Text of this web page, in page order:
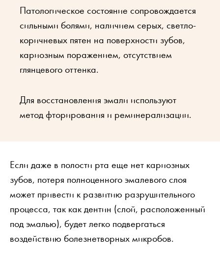
Патологическое состояние сопровождается
сильными болями, наличием серых, светло-
коричневых пятен на поверхности зубов,
кариозным поражением, отсутствием
глянцевого оттенка.
Для восстановления эмали используют
метод фторирования и реминерализации.
Если даже в полости рта еще нет кариозных
зубов, потеря полноценного эмалевого слоя
может привести к развитию разрушительного
процесса, так как дентин (слой, расположенный
под эмалью), будет легко подвергаться
воздействию болезнетворных микробов.